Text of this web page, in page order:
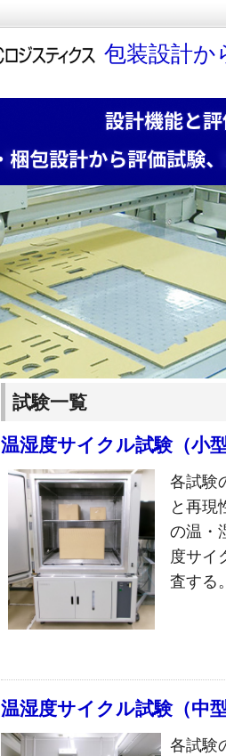
包装設計か
試験一覧
温湿度サイクル試験（小
各試験
と再現
の温・
度サイ
査する
温湿度サイクル試験（中
各試験